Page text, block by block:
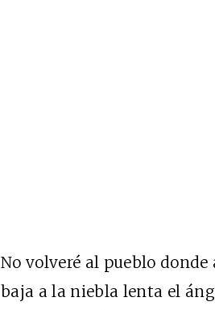
No volveré al pueblo donde
baja a la niebla lenta el